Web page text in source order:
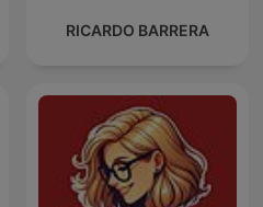
RICARDO BARRERA